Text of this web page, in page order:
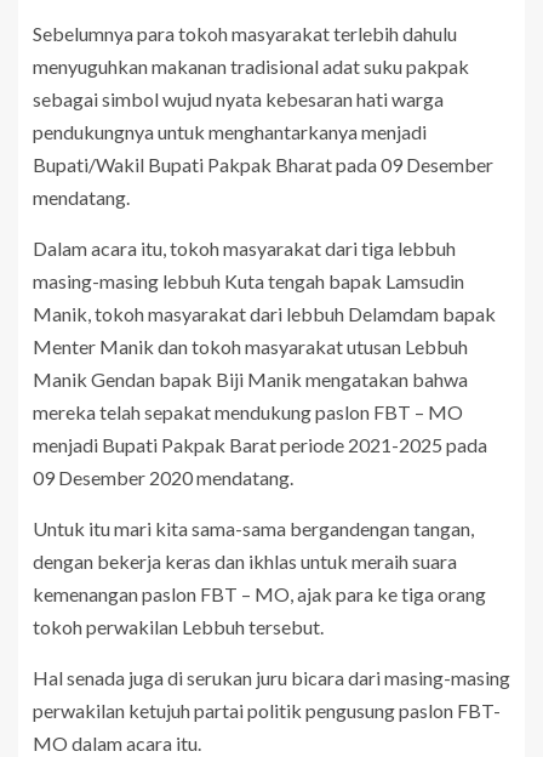
Sebelumnya para tokoh masyarakat terlebih dahulu
menyuguhkan makanan tradisional adat suku pakpak
sebagai simbol wujud nyata kebesaran hati warga
pendukungnya untuk menghantarkanya menjadi
Bupati/Wakil Bupati Pakpak Bharat pada 09 Desember
mendatang.
Dalam acara itu, tokoh masyarakat dari tiga lebbuh
masing-masing lebbuh Kuta tengah bapak Lamsudin
Manik, tokoh masyarakat dari lebbuh Delamdam bapak
Menter Manik dan tokoh masyarakat utusan Lebbuh
Manik Gendan bapak Biji Manik mengatakan bahwa
mereka telah sepakat mendukung paslon FBT – MO
menjadi Bupati Pakpak Barat periode 2021-2025 pada
09 Desember 2020 mendatang.
Untuk itu mari kita sama-sama bergandengan tangan,
dengan bekerja keras dan ikhlas untuk meraih suara
kemenangan paslon FBT – MO, ajak para ke tiga orang
tokoh perwakilan Lebbuh tersebut.
Hal senada juga di serukan juru bicara dari masing-masing
perwakilan ketujuh partai politik pengusung paslon FBT-
MO dalam acara itu.